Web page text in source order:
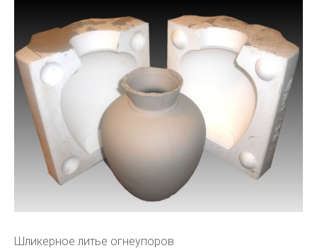
Шликерное литье огнеупоров